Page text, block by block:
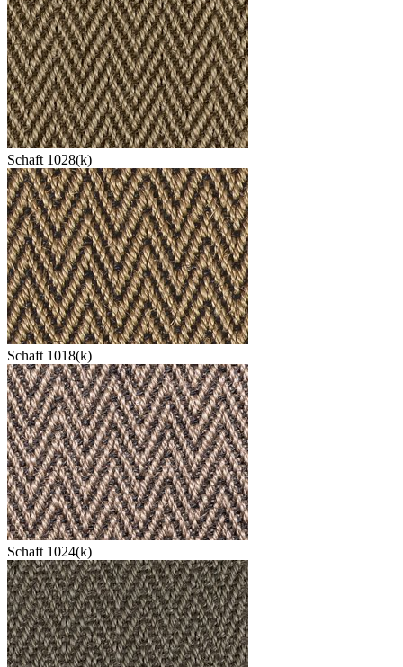
Schaft 1028(k)
Schaft 1018(k)
Schaft 1024(k)